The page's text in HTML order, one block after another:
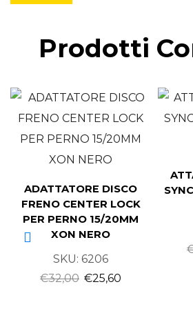
Prodotti
ADATTATORE DISCO
FRENO CENTER LOCK
PER PERNO 15/20MM
XON NERO
SKU: 6206
€32,00 €25,60